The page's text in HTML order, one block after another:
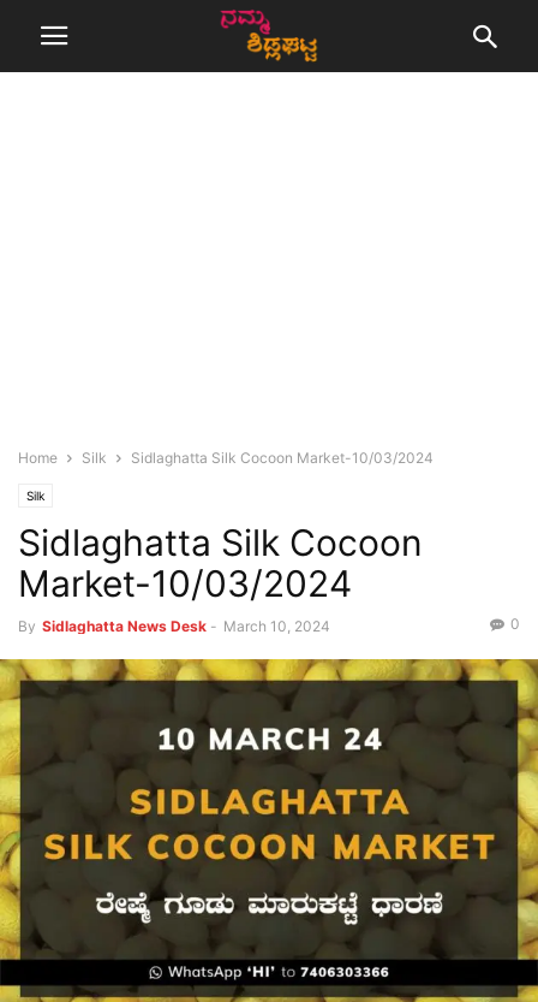
Home Silk Sidlaghatta Silk Cocoon Market-10/03/2024
Silk
Sidlaghatta Silk Cocoon
Market-10/03/2024
By Sidlaghatta News Desk - March 10, 2024 0